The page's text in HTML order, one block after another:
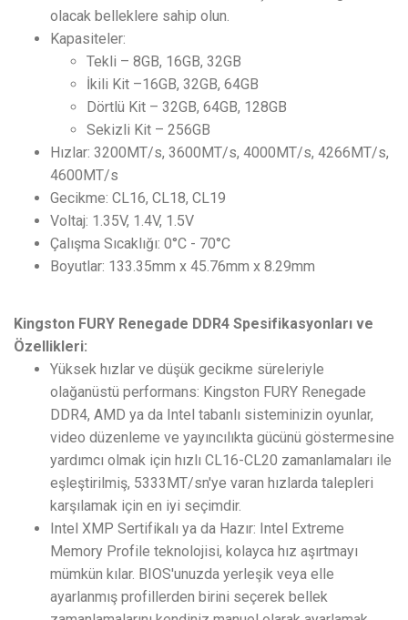
olacak belleklere sahip olun.
Kapasiteler:
Tekli – 8GB, 16GB, 32GB
İkili Kit –16GB, 32GB, 64GB
Dörtlü Kit – 32GB, 64GB, 128GB
Sekizli Kit – 256GB
Hızlar: 3200MT/s, 3600MT/s, 4000MT/s, 4266MT/s,
4600MT/s
Gecikme: CL16, CL18, CL19
Voltaj: 1.35V, 1.4V, 1.5V
Çalışma Sıcaklığı: 0°C - 70°C
Boyutlar: 133.35mm x 45.76mm x 8.29mm
Kingston FURY Renegade DDR4 Spesifikasyonları ve
Özellikleri:
Yüksek hızlar ve düşük gecikme süreleriyle
olağanüstü performans: Kingston FURY Renegade
DDR4, AMD ya da Intel tabanlı sisteminizin oyunlar,
video düzenleme ve yayıncılıkta gücünü göstermesine
yardımcı olmak için hızlı CL16-CL20 zamanlamaları ile
eşleştirilmiş, 5333MT/sn'ye varan hızlarda talepleri
karşılamak için en iyi seçimdir.
Intel XMP Sertifikalı ya da Hazır: Intel Extreme
Memory Profile teknolojisi, kolayca hız aşırtmayı
mümkün kılar. BIOS'unuzda yerleşik veya elle
ayarlanmış profillerden birini seçerek bellek